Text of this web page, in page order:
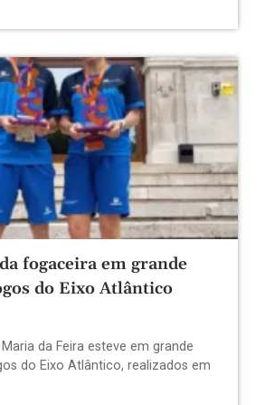
fogaceira em grande
do Eixo Atlântico
da Feira esteve em grande
do Eixo Atlântico, realizados em